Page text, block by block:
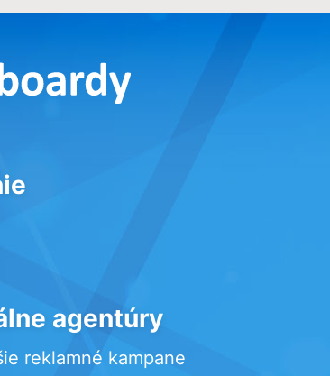
agentúry
reklamné kampane